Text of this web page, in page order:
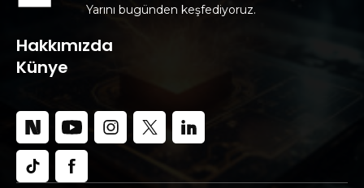
Yarını bugünden keşfediyoruz.
Hakkımızda
Künye